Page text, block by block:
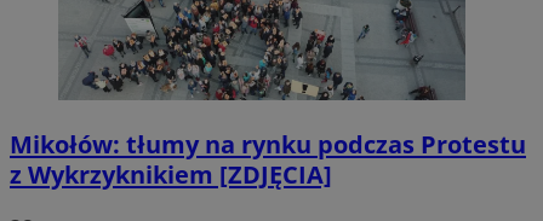
Mikołów: tłumy na rynku podczas Protestu
z Wykrzyknikiem [ZDJĘCIA]